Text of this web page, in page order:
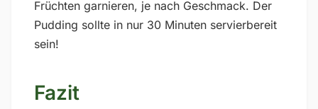
Früchten garnieren, je nach Geschmack. Der
Pudding sollte in nur 30 Minuten servierbereit
sein!
Fazit